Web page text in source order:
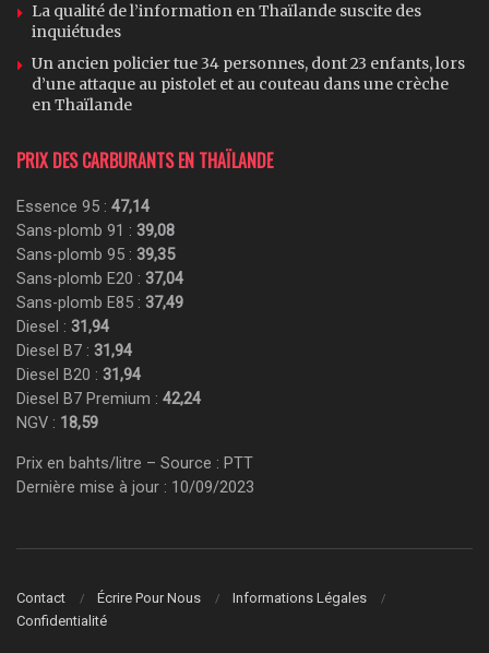
La qualité de l’information en Thaïlande suscite des
inquiétudes
Un ancien policier tue 34 personnes, dont 23 enfants, lors
d’une attaque au pistolet et au couteau dans une crèche
en Thaïlande
PRIX DES CARBURANTS EN THAÏLANDE
Essence 95 : 47,14
Sans-plomb 91 : 39,08
Sans-plomb 95 : 39,35
Sans-plomb E20 : 37,04
Sans-plomb E85 : 37,49
Diesel : 31,94
Diesel B7 : 31,94
Diesel B20 : 31,94
Diesel B7 Premium : 42,24
NGV : 18,59
Prix en bahts/litre – Source : PTT
Dernière mise à jour : 10/09/2023
Contact Écrire Pour Nous
Informations Légales
Confidentialité